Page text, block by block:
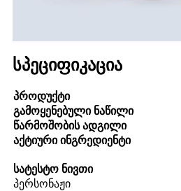
სპეციფიკაცია
პროდუქტი
გამოყენებული ნაწილი
წარმოშობის ადგილი
აქტიური ინგრედიენტი
სატესტო ნივთი
პერსონაჟი